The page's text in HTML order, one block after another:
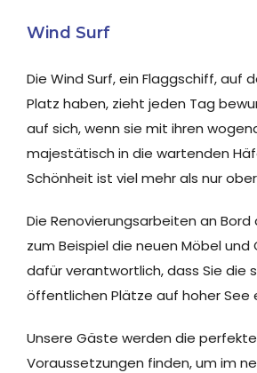
Wind Surf
Die Wind Surf, ein Flaggschiff, auf
Platz haben, zieht jeden Tag
auf sich, wenn sie mit ihren
majestätisch in die wartenden
Schönheit ist viel mehr als nur
Die Renovierungsarbeiten an Bord
zum Beispiel die neuen Möbel und
dafür verantwortlich, dass Sie die
öffentlichen Plätze auf hoher See
Unsere Gäste werden die
Voraussetzungen finden, um im